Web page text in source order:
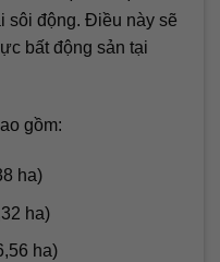
sôi động. Điều này sẽ
bất động sản tại
gồm:
ha)
ha)
ha)